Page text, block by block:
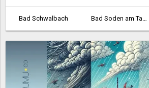
Bad Schwalbach Bad Soden am Taunus
Bad Vilbel Bad Wildungen
Bebra Bensheim